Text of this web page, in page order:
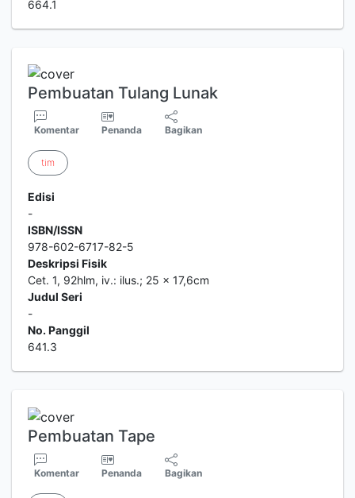
664.1
Pembuatan Tulang Lunak
Komentar Penanda Bagikan
tim
Edisi
-
ISBN/ISSN
978-602-6717-82-5
Deskripsi Fisik
Cet. 1, 92hlm, iv.: ilus.; 25 x 17,6cm
Judul Seri
-
No. Panggil
641.3
Pembuatan Tape
Komentar Penanda Bagikan